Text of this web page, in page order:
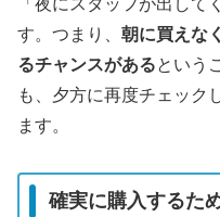
す。つまり、 朝に買えな
るチャンスがあるという
も、夕方に再度チェック
ます。
確実に購入するた